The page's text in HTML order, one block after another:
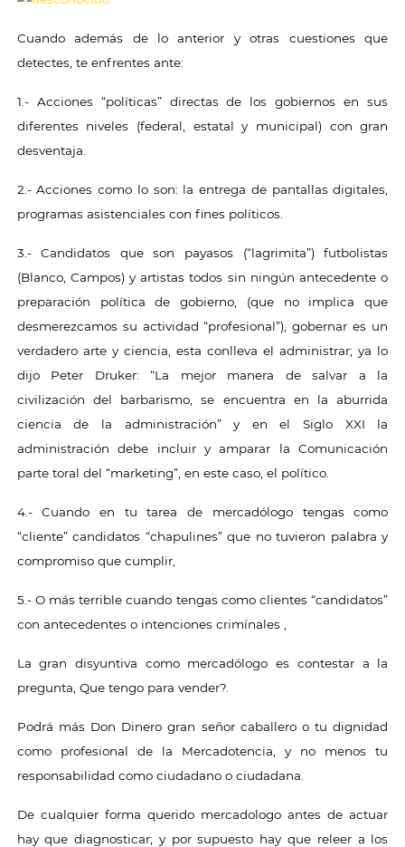
Cuando además de lo anterior y otras cuestiones que
detectes, te enfrentes ante:
1.- Acciones “políticas” directas de los gobiernos en sus
diferentes niveles (federal, estatal y municipal) con gran
desventaja.
2.- Acciones como lo son: la entrega de pantallas digitales,
programas asistenciales con fines políticos.
3.- Candidatos que son payasos (“lagrimita”) futbolistas
(Blanco, Campos) y artistas todos sin ningún antecedente o
preparación política de gobierno, (que no implica que
desmerezcamos su actividad “profesional”), gobernar es un
verdadero arte y ciencia, esta conlleva el administrar; ya lo
dijo Peter Druker: “La mejor manera de salvar a la
civilización del barbarismo, se encuentra en la aburrida
ciencia de la administración” y en el Siglo XXI la
administración debe incluir y amparar la Comunicación
parte toral del “marketing”, en este caso, el político.
4.- Cuando en tu tarea de mercadólogo tengas como
“cliente” candidatos “chapulines” que no tuvieron palabra y
compromiso que cumplir,
5.- O más terrible cuando tengas como clientes “candidatos”
con antecedentes o intenciones crimínales ,
La gran disyuntiva como mercadólogo es contestar a la
pregunta, Que tengo para vender?.
Podrá más Don Dinero gran señor caballero o tu dignidad
como profesional de la Mercadotencia, y no menos tu
responsabilidad como ciudadano o ciudadana.
De cualquier forma querido mercadologo antes de actuar
hay que diagnosticar; y por supuesto hay que releer a los